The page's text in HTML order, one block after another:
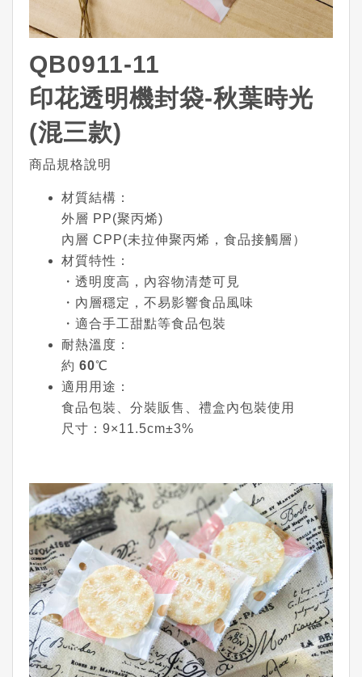
QB0911-11
印花透明機封袋-秋葉時光
(混三款)
商品規格說明
材質結構 ：
外層 PP(聚丙烯)
內層 CPP(未拉伸聚丙烯，食品接觸層）
材質特性 ：
・透明度高，內容物清楚可見
・內層穩定，不易影響食品風味
・適合手工甜點等食品包裝
耐熱溫度 ：
約 60℃
適用用途 ：
食品包裝、分裝販售、禮盒內包裝使用
尺寸 ：9×11.5cm±3%